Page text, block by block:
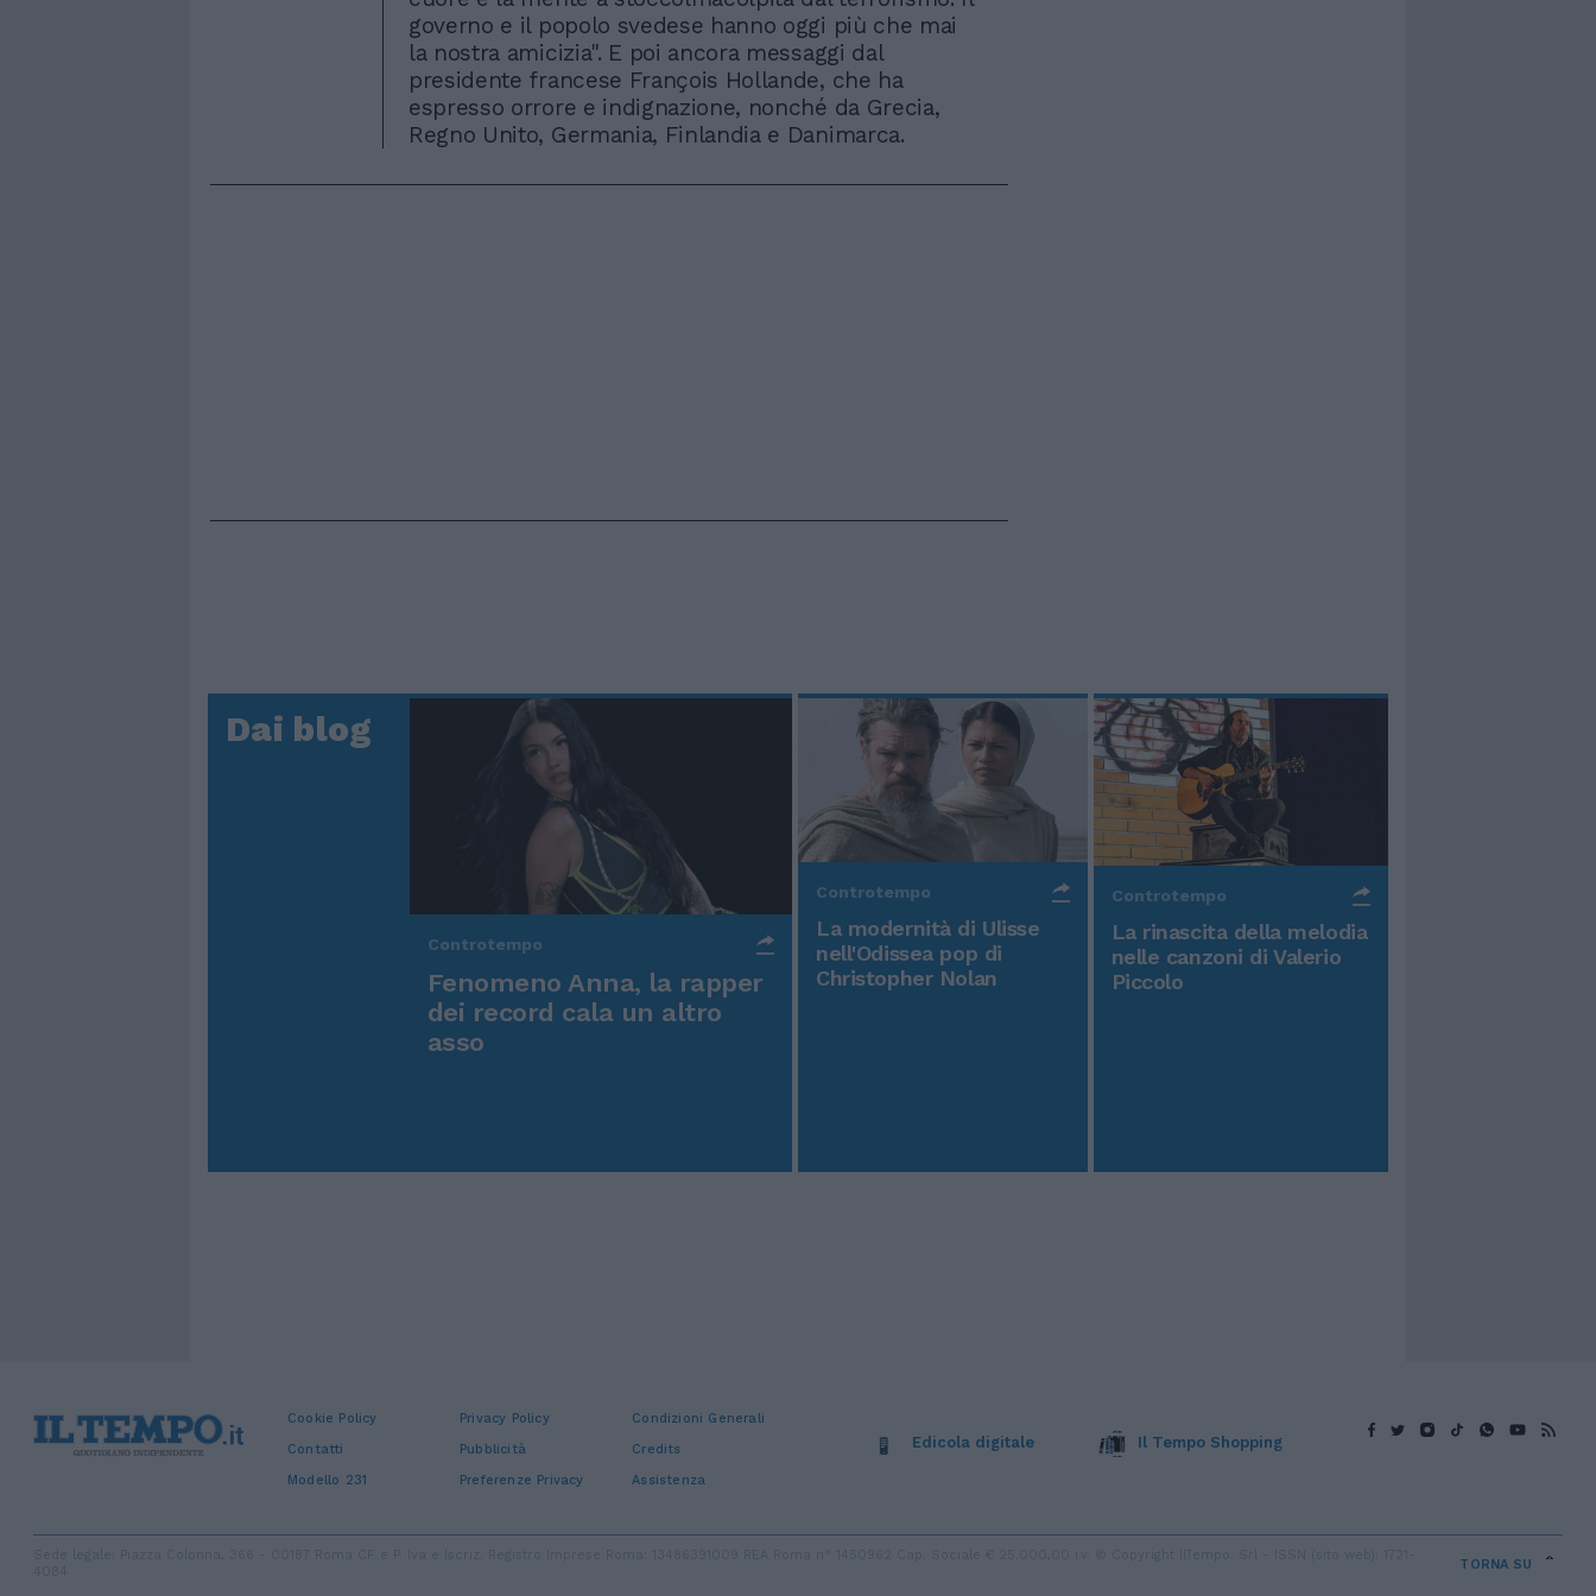
governo e il popolo svedese hanno oggi più che mai
la nostra amicizia". E poi ancora messaggi dal
presidente francese François Hollande, che ha
espresso orrore e indignazione, nonché da Grecia,
Regno Unito, Germania, Finlandia e Danimarca.
Dai blog
Controtempo
Fenomeno Anna, la rapper
dei record cala un altro
asso
Controtempo
La modernità di Ulisse
nell'Odissea pop di
Christopher Nolan
Controtempo
La rinascita della melodia
nelle canzoni di Valerio
Piccolo
Cookie Policy Privacy Policy
Condizioni Generali
Contatti
Pubblicità
Credits
Modello 231
Preferenze Privacy Assistenza
Edicola digitale Il Tempo Shopping
TORNA SU